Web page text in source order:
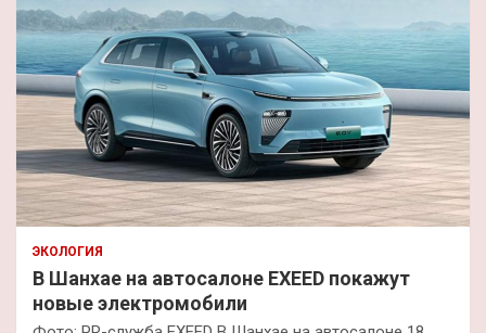
ЭКОЛОГИЯ
В Шанхае на автосалоне EXEED покажут
новые электромобили